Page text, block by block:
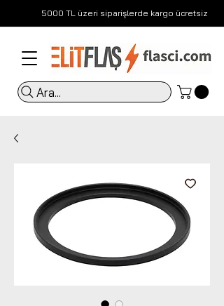
5000 TL üzeri siparişlerde kargo ücretsiz
Ara...